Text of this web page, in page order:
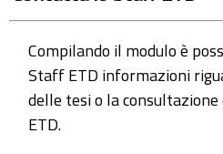
Compilando il modulo è
Staff ETD informazioni
delle tesi o la
ETD.